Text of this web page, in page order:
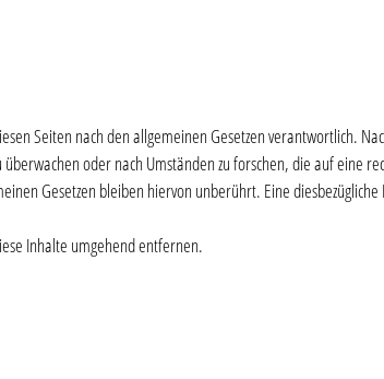
Seiten nach den allgemeinen Gesetzen verantwortlich.
oder nach Umständen zu forschen, die auf eine
Gesetzen bleiben hiervon unberührt. Eine
Inhalte umgehend entfernen.